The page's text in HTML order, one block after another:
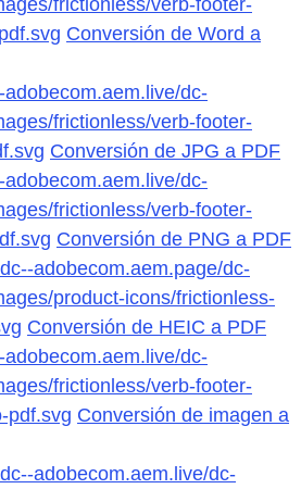
Conversión de Word a
dc-
frictionless/verb-footer-
Conversión de JPG a PDF
dc-
frictionless/verb-footer-
Conversión de PNG a PDF
adobecom.aem.page/dc-
product-icons/frictionless-
Conversión de HEIC a PDF
dc-
frictionless/verb-footer-
pdf.svg Conversión de imagen a
adobecom.aem.live/dc-